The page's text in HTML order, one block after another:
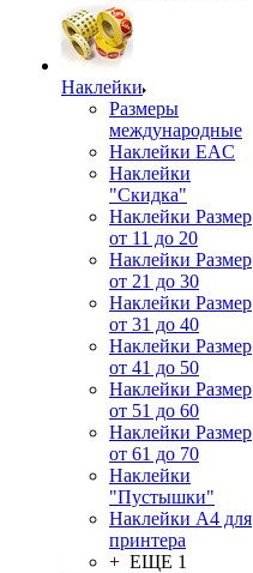
Наклейки
Размеры
международные
Наклейки EAC
Наклейки
"Скидка"
Наклейки Размер
от 11 до 20
Наклейки Размер
от 21 до 30
Наклейки Размер
от 31 до 40
Наклейки Размер
от 41 до 50
Наклейки Размер
от 51 до 60
Наклейки Размер
от 61 до 70
Наклейки
"Пустышки"
Наклейки А4 для
принтера
+ ЕЩЕ 1